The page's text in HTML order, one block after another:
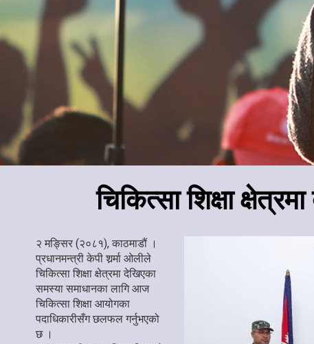
चिकित्सा शिक्षा
२ मङ्सिर (२०८१), काठमाडौं ।
प्रधानमन्त्री केपी शर्र्मा ओलीले
चिकित्सा शिक्षा क्षेत्रमा देखिएका
समस्या समाधानका लागि आज
चिकित्सा शिक्षा आयोगका
पदाधिकारीसँग छलफल गर्नुभएको
छ ।